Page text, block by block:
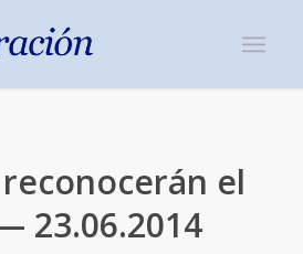
reconocerán el
23.06.2014